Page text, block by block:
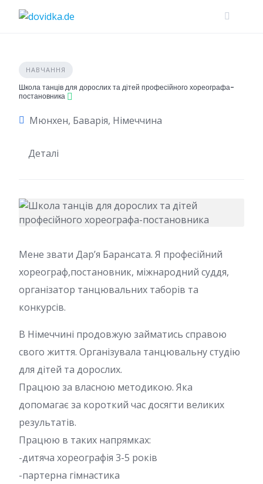
НАВЧАННЯ
Школа танців для дорослих та дітей професійного хореографа-
постановника
Мюнхен, Баварія, Німеччина
Деталі
Мене звати Дарʼя Барансата. Я професійний
хореограф,постановник, міжнародний суддя,
організатор танцювальних таборів та
конкурсів.
В Німеччині продовжую займатись справою
свого життя. Організувала танцювальну студію
для дітей та дорослих.
Працюю за власною методикою. Яка
допомагає за короткий час досягти великих
результатів.
Працюю в таких напрямках:
-дитяча хореографія 3-5 років
-партерна гімнастика